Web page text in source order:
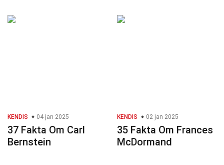
KENDIS 04 jan 2025
37 Fakta Om Carl
Bernstein
KENDIS 02 jan 2025
35 Fakta Om Frances
McDormand